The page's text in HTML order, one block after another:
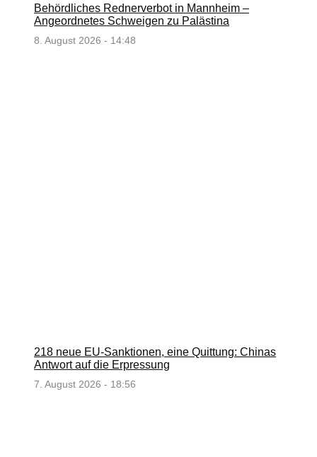
Behördliches Rednerverbot in Mannheim –
Angeordnetes Schweigen zu Palästina
8. August 2026 - 14:48
218 neue EU-Sanktionen, eine Quittung: Chinas
Antwort auf die Erpressung
7. August 2026 - 18:56